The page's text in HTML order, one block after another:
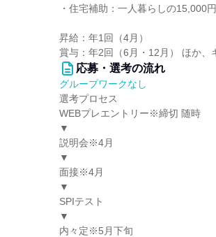
・住宅補助：一人暮らしの15,000
昇給：年1回（4月）
賞与：年2回（6月・12月） ほか、
応募・選考の流れ
グループワークなし
選考プロセス
WEBプレエントリー※締切 随時
▼
説明会※4月
▼
面接※4月
▼
SPIテスト
▼
内々定※5月下旬